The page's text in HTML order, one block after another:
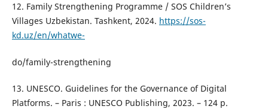
12. Family Strengthening Programme / SOS Children’s
Villages Uzbekistan. Tashkent, 2024. https://sos-
kd.uz/en/whatwe-
do/family-strengthening
13. UNESCO. Guidelines for the Governance of Digital
Platforms. – Paris : UNESCO Publishing, 2023. – 124 p.